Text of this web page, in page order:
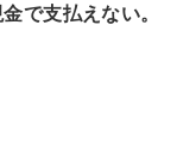
で支払えない。